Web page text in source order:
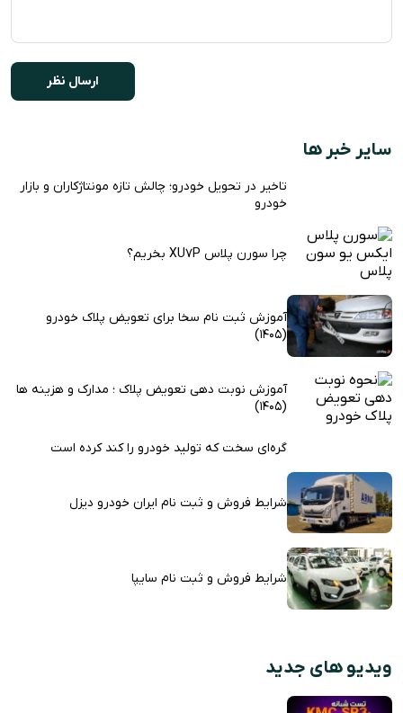
سایر خبر ها
تاخیر در تحویل خودرو؛ چالش تازه مونتاژکاران و بازار
خودرو
چرا سورن پلاس XU7P بخریم؟
آموزش ثبت نام سخا برای تعویض پلاک خودرو
(1405)
آموزش نوبت دهی تعویض پلاک ؛ مدارک و هزینه ها
(1405)
گره‌ای سخت که تولید خودرو را کند کرده است
شرایط فروش و ثبت نام ایران خودرو دیزل
شرایط فروش و ثبت نام سایپا
ویدیو های جدید